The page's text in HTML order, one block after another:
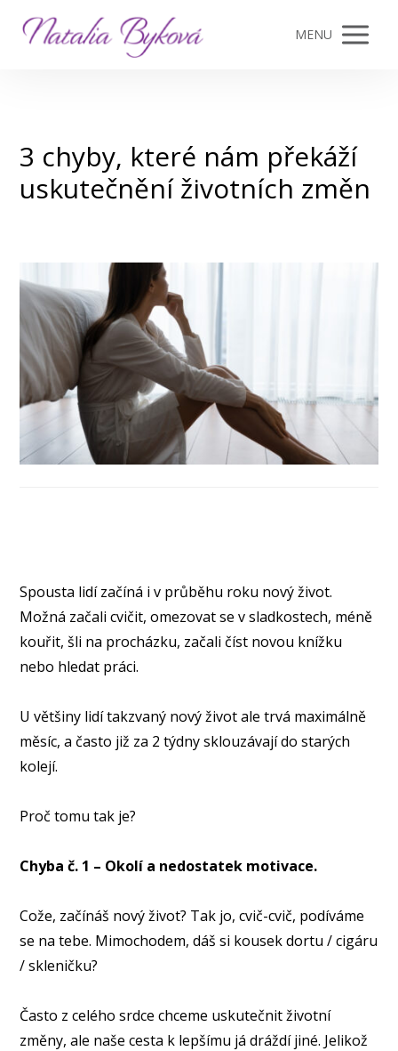
MENU
3 chyby, které nám překáží
uskutečnění životních změn
Spousta lidí začíná i v průběhu roku nový život.
Možná začali cvičit, omezovat se v sladkostech, méně
kouřit, šli na procházku, začali číst novou knížku
nebo hledat práci.
U většiny lidí takzvaný nový život ale trvá maximálně
měsíc, a často již za 2 týdny sklouzávají do starých
kolejí.
Proč tomu tak je?⠀
Chyba č. 1 – Okolí a nedostatek motivace.
Cože, začínáš nový život? Tak jo, cvič-cvič, podíváme
se na tebe. Mimochodem, dáš si kousek dortu / cigáru
/ skleničku?⠀
Často z celého srdce chceme uskutečnit životní
změny, ale naše cesta k lepšímu já dráždí jiné. Jelikož